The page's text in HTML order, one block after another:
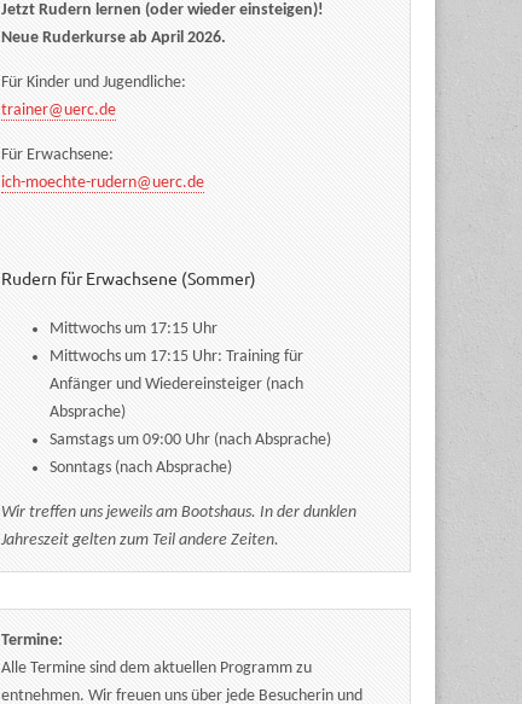
Jetzt Rudern lernen (oder wieder einsteigen)!
Neue Ruderkurse ab April 2026.
Für Kinder und Jugendliche:
trainer@uerc.de
Für Erwachsene:
ich-moechte-rudern@uerc.de
Rudern für Erwachsene (Sommer)
Mittwochs um 17:15 Uhr
Mittwochs um 17:15 Uhr: Training für
Anfänger und Wiedereinsteiger (nach
Absprache)
Samstags um 09:00 Uhr (nach Absprache)
Sonntags (nach Absprache)
Wir treffen uns jeweils am Bootshaus. In der dunklen
Jahreszeit gelten zum Teil andere Zeiten.
Termine:
Alle Termine sind dem aktuellen Programm zu
entnehmen. Wir freuen uns über jede Besucherin und